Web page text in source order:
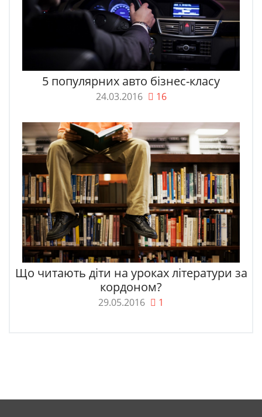
5 популярних авто бізнес-класу
24.03.2016 16
Що читають діти на уроках літератури за
кордоном?
29.05.2016 1